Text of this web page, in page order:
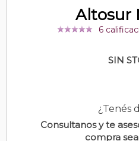
Altosur
6
SIN
¿Tenés
Consultanos y te
compra